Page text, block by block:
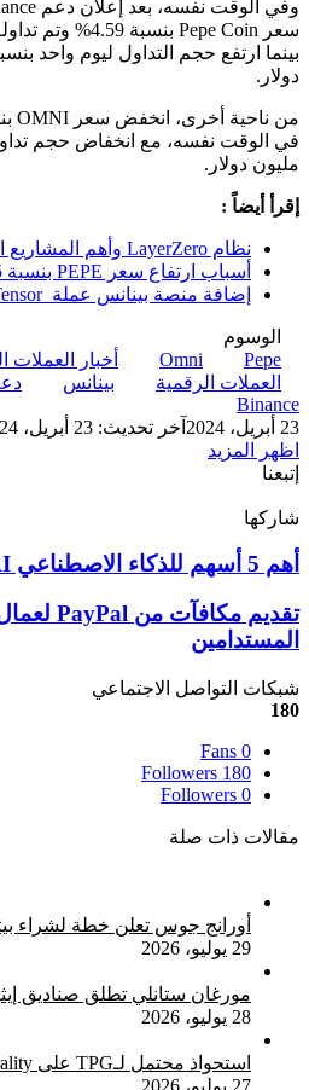
دولار.
مليون دولار.
إقرأ أيضاً :
نظام LayerZero وأهم المشاريع الموجودة فيه
أسباب ارتفاع سعر PEPE بنسبة 15% اليوم
إضافة منصة بينانس عملة Tensor إلى قوائم العملات البديلة
الوسوم
Omni
Pepe أخبار العملات
العملات الرقمية
بينانس
Binance
23 أبريل، 2024
آخر تحديث: 23 أبريل، 2024
اظهر المزيد
إتبعنا
شاركها
أهم
أسهم
للذكاء
الاصطناعي
ينصح
بشرائها
أهم 5 أسهم للذكاء الاصطناعي AI ينصح بشرائها
تقديم
مكافآت
من
PayPal
لعمال
Bitcoin
المستدامين
المستدامين
شبكات التواصل الاجتماعي
180
0
Fans
180
Followers
0
Followers
مقالات ذات صلة
أورانج جوس تعلن خطة لشراء بيتكوين
29 يوليو، 2026
مورغان ستانلي تطلق صناديق
28 يوليو، 2026
استحواذ محتمل لـTPG على Netrality
27 يوليو، 2026